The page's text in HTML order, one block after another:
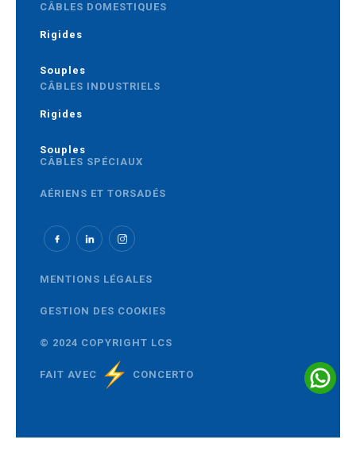
CÂBLES DOMESTIQUES
Rigides
Souples
CÂBLES INDUSTRIELS
Rigides
Souples
CÂBLES SPÉCIAUX
AÉRIENS ET TORSADÉS
MOYENNE TENSION
MENTIONS LÉGALES
GESTION DES COOKIES
© 2024 COPYRIGHT LCS
FAIT AVEC CONCERTO